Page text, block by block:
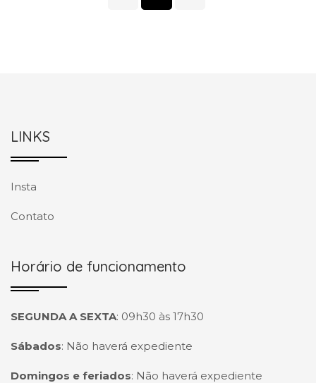
LINKS
Insta
Contato
Horário de funcionamento
SEGUNDA A SEXTA: 09h30 às 17h30
Sábados: Não haverá expediente
Domingos e feriados: Não haverá expediente